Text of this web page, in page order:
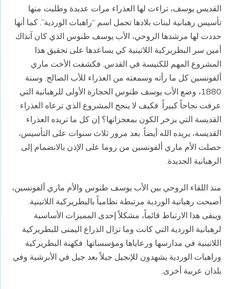
القديس يوسف، تراءت لها العذراء مرات عديدة وطلبت منها
تأسيس رهبانية لبنات بلادها تحمل اسم “راهبات الوردية”. كما أنها
حددت لها مرشدها الروحي، الأب يوسف طنوس الذي كان آنذاك
أمين سر البطريركية اللاتينية كي يساعدها على تحقيق هذا
المشروع المهم للكنيسة في القدس. فكشفت الأخت ماري
ألفونسين كل ما رأته وسمعته من العذراء للأب الصالح. وسنة
1880، وضع الأب يوسف طنوس الحجارة الأولى للرهبانية التي
عرفت نجاحاً كبيراً. فكيف لا ينجح المشروع الذي ترعاه العذراء
القديسة التي يزخر الكون بمعجزاتها؟ إن كل ما تريده العذراء
القديسة، يريده الله أيضاً. بعد مرور ثلاث سنوات على التأسيس،
حصلت الأم ماري ألفونسين من روما على الإذن بالانضمام إلى
الرهبانية الجديدة.
منذ اللقاء الروحي بين الأب يوسف طنوس والأم ماري ألفونسين،
أصبحت رهبانية الوردية مرتبطة نظامياً بالبطريركية اللاتينية.
ويبقى هذا الارتباط قائماً، مشكلاً إحدى المميزات الأساسية
لرهبانية الوردية التي كانت وما تزال الذراع اليمنى للبطريركية
اللاتينية في مدارسها ورعاياها ومؤسساتها. فكهنة البطريركية
وراهبات الوردية يشهدون للإنجيل جيلاً بعد جيل في الأبرشية وفي
بلدان عربية أخرى.